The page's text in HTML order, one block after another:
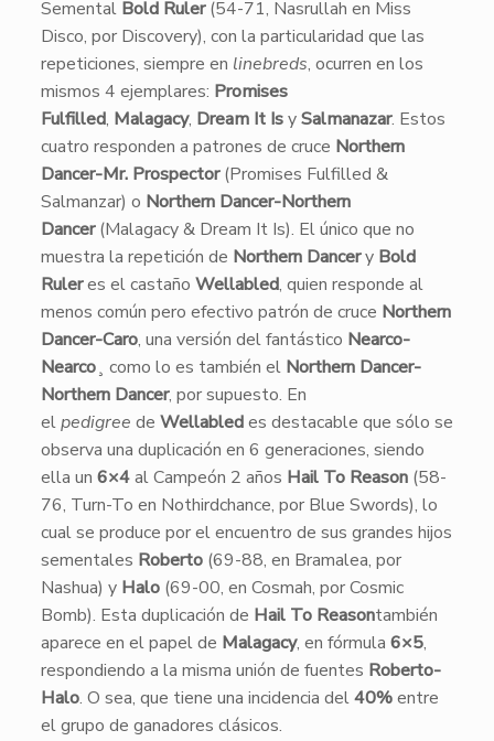
Semental Bold Ruler(54-71, Nasrullah en Miss
Disco, por Discovery), con la particularidad que las
repeticiones, siempre en linebreds, ocurren en los
mismos 4 ejemplares: Promises
Fulfilled, Malagacy, Dream It IsySalmanazar. Estos
cuatro responden a patrones de cruce Northern
Dancer-Mr. Prospector(Promises Fulfilled &
Salmanzar) o Northern Dancer-Northern
Dancer(Malagacy & Dream It Is). El único que no
muestra la repetición de Northern Dancery Bold
Ruleres el castaño Wellabled, quien responde al
menos común pero efectivo patrón de cruce Northern
Dancer-Caro, una versión del fantástico Nearco-
Nearco¸ como lo es también el Northern Dancer-
Northern Dancer, por supuesto. En
elpedigree de Wellabledes destacable que sólo se
observa una duplicación en 6 generaciones, siendo
ella un 6×4al Campeón 2 años Hail To Reason(58-
76, Turn-To en Nothirdchance, por Blue Swords), lo
cual se produce por el encuentro de sus grandes hijos
sementales Roberto(69-88, en Bramalea, por
Nashua) y Halo(69-00, en Cosmah, por Cosmic
Bomb). Esta duplicación de Hail To Reasontambién
aparece en el papel de Malagacy, en fórmula 6×5,
respondiendo a la misma unión de fuentes Roberto-
Halo. O sea, que tiene una incidencia del40%entre
el grupo de ganadores clásicos.